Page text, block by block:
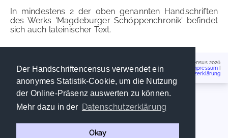
Der Handschriftencensus verwendet ein
anonymes Statistik-Cookie, um die Nutzung
der Online-Präsenz auswerten zu können.
Mehr dazu in der Datenschutzerklärung
Okay
In mindestens 2 der oben genannten Handschriften
des Werks 'Magdeburger Schöppenchronik' befindet
sich auch lateinischer Text.
Handschriftencensus 2026
Impressum
Datenschutzerklärung